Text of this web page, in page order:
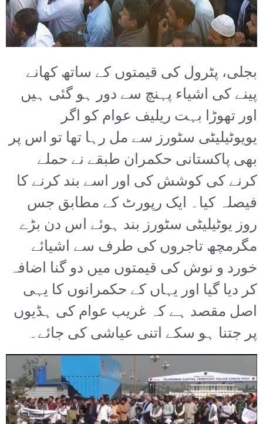
بجلی، پٹرول کی قیمتوں کے ساتھ کھانے
پینے کی اشیاء پہنچ سے دور ہو گئی ہیں
اور تھوڑا بہت ریلیف عوام کو اگر
یویوٹیلیٹی سٹورز سے مل رہا تھا تو اس پر
بھی پاکستانی حکمران طبقے نے حملے
کرنے کی کوشش کی اور اسے بند کرنے کا
فیصلہ کیا۔ ایک رپورٹ کے مطابق جس
روز یوٹیلیٹی سٹورز بند ہوئے اس دن بڑے
مگرمچھ تاجروں کی طرف سے اشیائے
خورد و نوش کی قیمتوں میں دو گنا اضافہ
کر دیا گیا اور یہاں کے حکمرانوں کا یہی
اصل مقصد ہے کہ غریب عوام کی ہڈیوں
پر جتنا ہو سکے اتنی عیاشی کی جائے۔